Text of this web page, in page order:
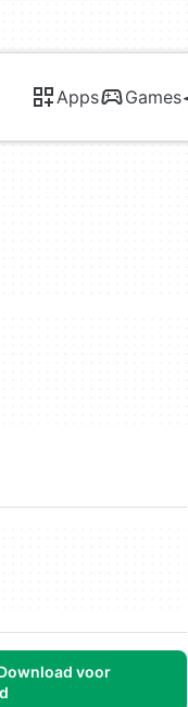
Apps Games
voor